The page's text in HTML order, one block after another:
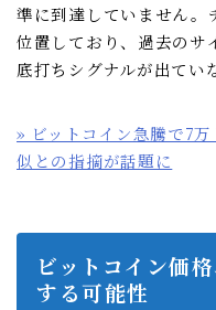
準に到達していません。
位置しており、過去のサ
底打ちシグナルが出てい
» ビットコイン急騰で7
似との指摘が話題に
ビットコイン価
する可能性